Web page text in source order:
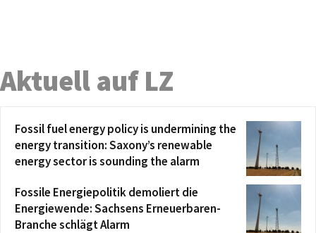
Aktuell auf LZ
Fossil fuel energy policy is undermining the
energy transition: Saxony’s renewable
energy sector is sounding the alarm
Fossile Energiepolitik demoliert die
Energiewende: Sachsens Erneuerbaren-
Branche schlägt Alarm